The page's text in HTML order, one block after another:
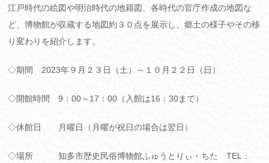
江戸時代の絵図や明治時代の地籍図、各時代の官庁作成の地図な
ど、博物館が収蔵する地図約３０点を展示し、郷土の様子やその移
り変わりを紹介します。
◇期間 2023年９月２３日（土）～１０月２２日（日）
◇開館時間 9：00～17：00（入館は16：30まで）
◇休館日 月曜日（月曜が祝日の場合は翌日）
◇場所 知多市歴史民俗博物館ふゅうとりぃ・ちた TEL：